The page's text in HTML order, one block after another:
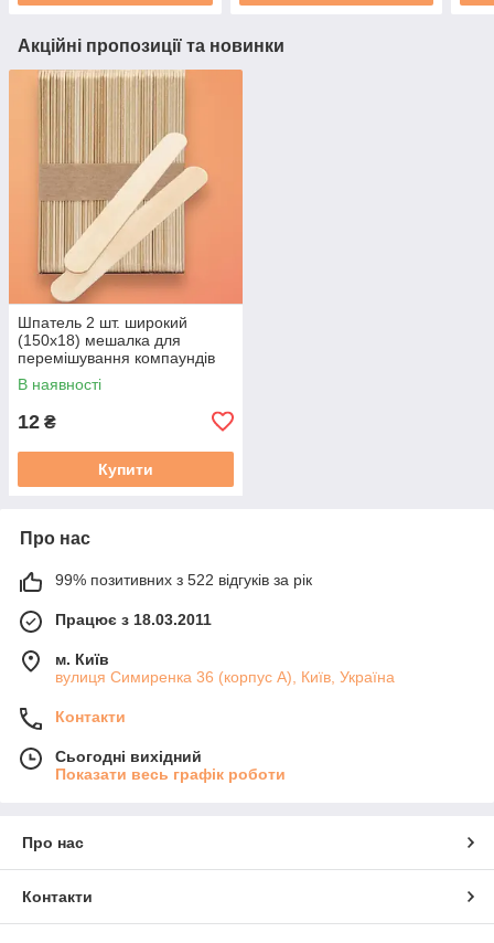
Акційні пропозиції та новинки
Шпатель 2 шт. широкий
(150х18) мешалка для
перемішування компаундів
(смола, силікон). Дерево
В наявності
12 ₴
Купити
Про нас
99% позитивних з 522 відгуків за рік
Працює з 18.03.2011
м. Київ
вулиця Симиренка 36 (корпус А), Київ, Україна
Контакти
Сьогодні вихідний
Показати весь графік роботи
Про нас
Контакти